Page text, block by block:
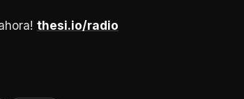
thesi.io/radio